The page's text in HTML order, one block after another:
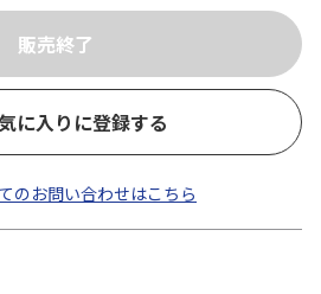
に入りに登録する
のお問い合わせはこちら